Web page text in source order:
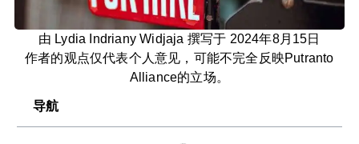
由 Lydia Indriany Widjaja 撰写于 2024年8月15日
作者的观点仅代表个人意见，可能不完全反映Putranto
Alliance的立场。
导航